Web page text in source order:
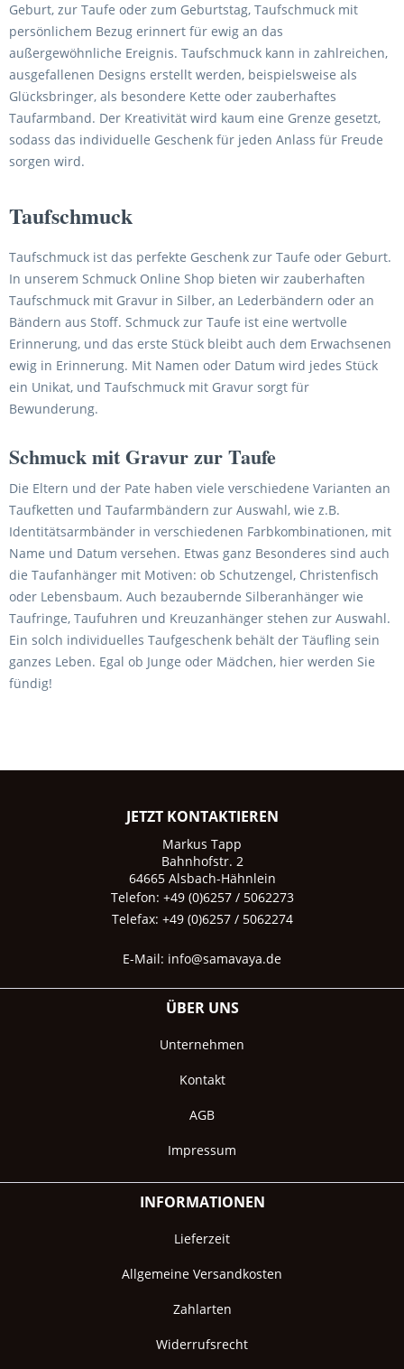
Geburt, zur Taufe oder zum Geburtstag, Taufschmuck mit
persönlichem Bezug erinnert für ewig an das
außergewöhnliche Ereignis. Taufschmuck kann in zahlreichen,
ausgefallenen Designs erstellt werden, beispielsweise als
Glücksbringer, als besondere Kette oder zauberhaftes
Taufarmband. Der Kreativität wird kaum eine Grenze gesetzt,
sodass das individuelle Geschenk für jeden Anlass für Freude
sorgen wird.
Taufschmuck
Taufschmuck ist das perfekte Geschenk zur Taufe oder Geburt.
In unserem Schmuck Online Shop bieten wir zauberhaften
Taufschmuck mit Gravur in Silber, an Lederbändern oder an
Bändern aus Stoff. Schmuck zur Taufe ist eine wertvolle
Erinnerung, und das erste Stück bleibt auch dem Erwachsenen
ewig in Erinnerung. Mit Namen oder Datum wird jedes Stück
ein Unikat, und Taufschmuck mit Gravur sorgt für
Bewunderung.
Schmuck mit Gravur zur Taufe
Die Eltern und der Pate haben viele verschiedene Varianten an
Taufketten und Taufarmbändern zur Auswahl, wie z.B.
Identitätsarmbänder in verschiedenen Farbkombinationen, mit
Name und Datum versehen. Etwas ganz Besonderes sind auch
die Taufanhänger mit Motiven: ob Schutzengel, Christenfisch
oder Lebensbaum. Auch bezaubernde Silberanhänger wie
Taufringe, Taufuhren und Kreuzanhänger stehen zur Auswahl.
Ein solch individuelles Taufgeschenk behält der Täufling sein
ganzes Leben. Egal ob Junge oder Mädchen, hier werden Sie
fündig!
JETZT KONTAKTIEREN
Markus Tapp
Bahnhofstr. 2
64665 Alsbach-Hähnlein
Telefon: +49 (0)6257 / 5062273
Telefax: +49 (0)6257 / 5062274
E-Mail: info@samavaya.de
ÜBER UNS
Unternehmen
Kontakt
AGB
Impressum
INFORMATIONEN
Lieferzeit
Allgemeine Versandkosten
Zahlarten
Widerrufsrecht